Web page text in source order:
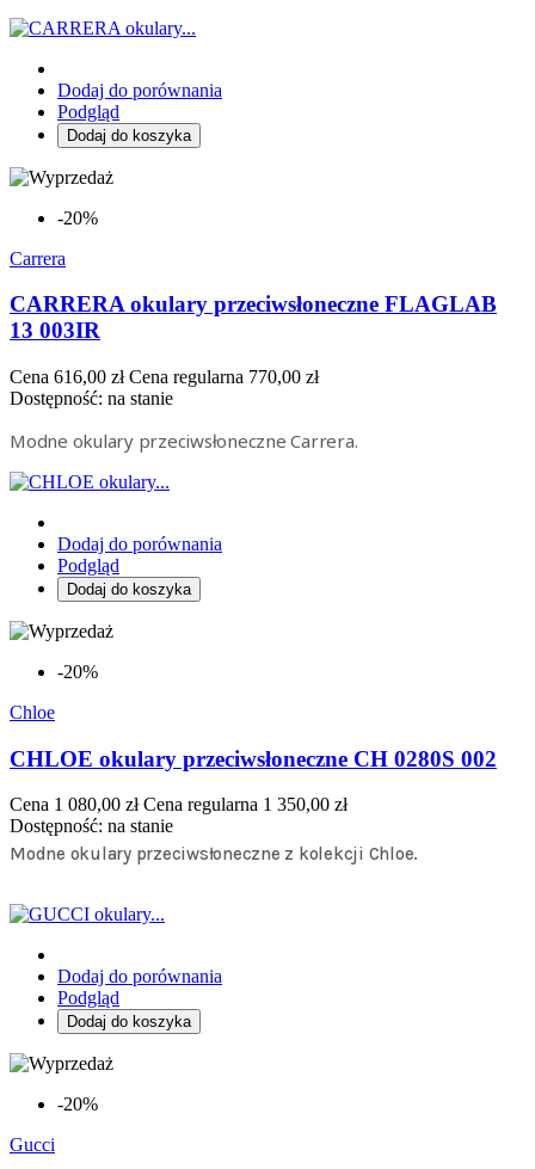
Dodaj do porównania
Podgląd
Dodaj do koszyka
-20%
Carrera
CARRERA okulary przeciwsłoneczne FLAGLAB
13 003IR
Cena 616,00 zł Cena regularna 770,00 zł
Dostępność: na stanie
Modne okulary przeciwsłoneczne Carrera.
Dodaj do porównania
Podgląd
Dodaj do koszyka
-20%
Chloe
CHLOE okulary przeciwsłoneczne CH 0280S 002
Cena 1 080,00 zł Cena regularna 1 350,00 zł
Dostępność: na stanie
Modne okulary przeciwsłoneczne z kolekcji Chloe.
Dodaj do porównania
Podgląd
Dodaj do koszyka
-20%
Gucci